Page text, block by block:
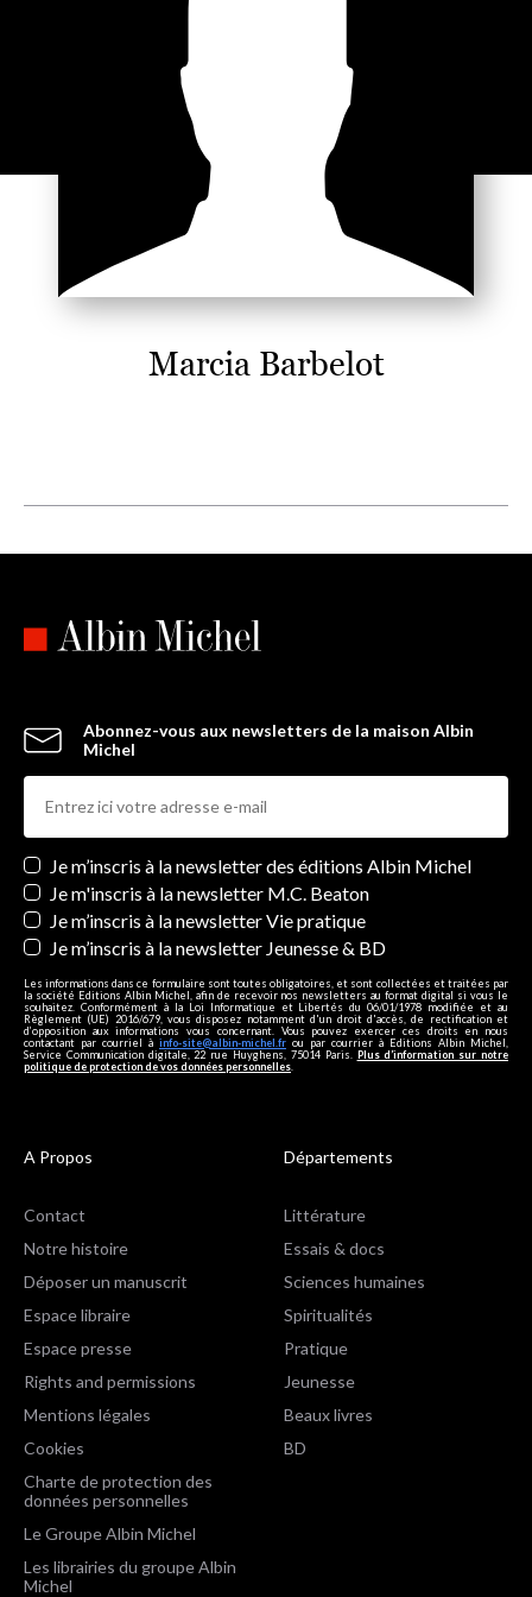
Marcia Barbelot
Abonnez-vous aux newsletters de la maison Albin
Michel
Newsletters
Je m’inscris à la newsletter des éditions Albin Michel
Je m'inscris à la newsletter M.C. Beaton
Je m’inscris à la newsletter Vie pratique
Je m’inscris à la newsletter Jeunesse & BD
Les informations dans ce formulaire sont toutes obligatoires, et sont collectées et traitées par
la société Editions Albin Michel, afin de recevoir nos newsletters au format digital si vous le
souhaitez. Conformément à la Loi Informatique et Libertés du 06/01/1978 modifiée et au
Règlement (UE) 2016/679, vous disposez notamment d'un droit d'accès, de rectification et
d’opposition aux informations vous concernant. Vous pouvez exercer ces droits en nous
contactant par courriel à info-site@albin-michel.fr ou par courrier à Editions Albin Michel,
Service Communication digitale, 22 rue Huyghens, 75014 Paris. Plus d’information sur notre
politique de protection de vos données personnelles
A Propos
Contact
Notre histoire
Déposer un manuscrit
Espace libraire
Espace presse
Rights and permissions
Mentions légales
Cookies
Charte de protection des
données personnelles
Le Groupe Albin Michel
Les librairies du groupe Albin
Michel
Départements
Littérature
Essais & docs
Sciences humaines
Spiritualités
Pratique
Jeunesse
Beaux livres
BD